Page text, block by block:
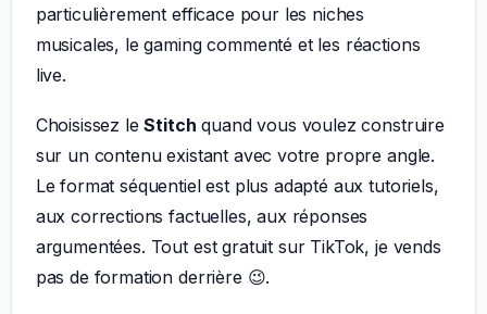
particulièrement efficace pour les niches
musicales, le gaming commenté et les réactions
live.
Choisissez leStitch quand vous voulez construire
sur un contenu existant avec votre propre angle.
Le format séquentiel est plus adapté aux tutoriels,
aux corrections factuelles, aux réponses
argumentées. Tout est gratuit sur TikTok, je vends
pas de formation derrière 😉.